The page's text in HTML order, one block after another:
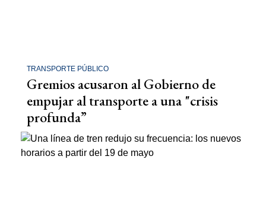
TRANSPORTE PÚBLICO
Gremios acusaron al Gobierno de
empujar al transporte a una "crisis
profunda”